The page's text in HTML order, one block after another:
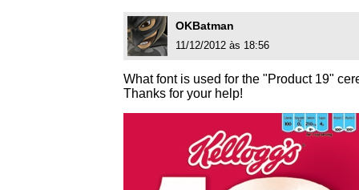
OKBatman
11/12/2012 às 18:56
What font is used for the "Product 19"
Thanks for your help!